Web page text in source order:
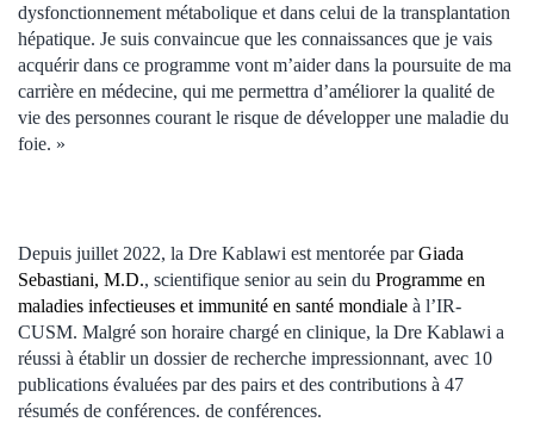
dysfonctionnement métabolique et dans celui de la transplantation
hépatique. Je suis convaincue que les connaissances que je vais
acquérir dans ce programme vont m’aider dans la poursuite de ma
carrière en médecine, qui me permettra d’améliorer la qualité de
vie des personnes courant le risque de développer une maladie du
foie. »
Depuis juillet 2022, la Dre Kablawi est mentorée parGiada
Sebastiani, M.D., scientifique senior au sein du Programme en
maladies infectieuses et immunité en santé mondiale à l’IR-
CUSM. Malgré son horaire chargé en clinique, la Dre Kablawi a
réussi à établir un dossier de recherche impressionnant, avec 10
publications évaluées par des pairs et des contributions à 47
résumés de conférences. de conférences.